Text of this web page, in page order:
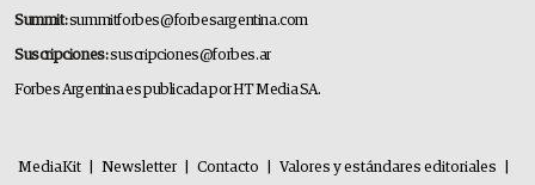
Summit:summitforbes@forbesargentina.com
Suscripciones:suscripciones@forbes.ar
Forbes Argentina es publicada por HT Media SA.
MediaKit Newsletter Contacto Valores y estándares editoriales